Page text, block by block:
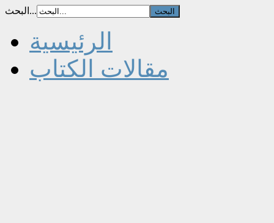
البحث...
الرئيسية
مقالات الكتاب